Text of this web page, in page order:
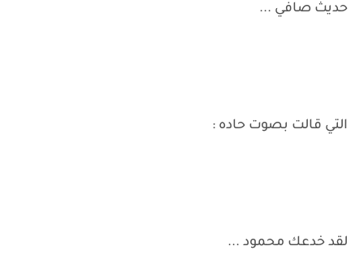
حديث صافي ...
التي قالت بصوت حاده :
لقد خدعك محمود ...